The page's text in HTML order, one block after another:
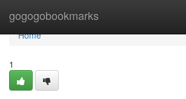
gogogobookmarks
Home
Home
1